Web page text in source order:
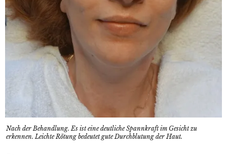
Nach der Behandlung. Es ist eine deutliche Spannkraft im Gesicht zu
erkennen. Leichte Rötung bedeutet gute Durchblutung der Haut.